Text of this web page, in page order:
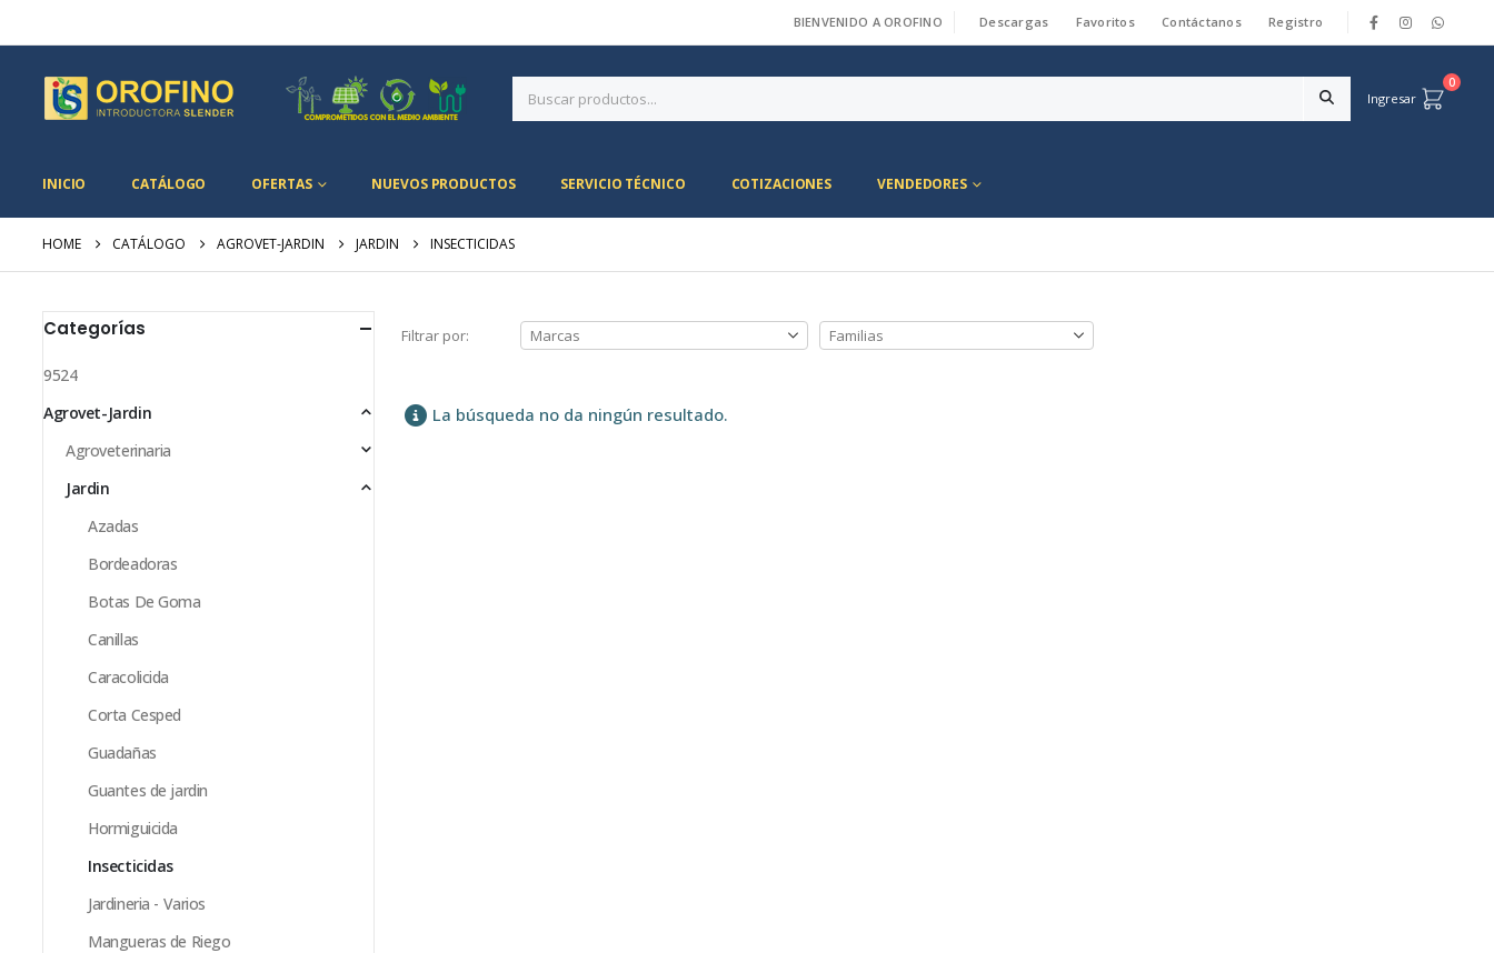
BIENVENIDO A OROFINO Descargas Favoritos Contáctanos Registro
Ingresar
0
INICIO CATÁLOGO OFERTAS NUEVOS PRODUCTOS SERVICIO TÉCNICO COTIZACIONES VENDEDORES
HOME CATÁLOGO AGROVET-JARDIN JARDIN INSECTICIDAS
Filtrar por:
La búsqueda no da ningún resultado.
Categorías
9524
Agrovet-Jardin
Agroveterinaria
Jardin
Azadas
Bordeadoras
Botas De Goma
Canillas
Caracolicida
Corta Cesped
Guadañas
Guantes de jardin
Hormiguicida
Insecticidas
Jardineria - Varios
Mangueras de Riego